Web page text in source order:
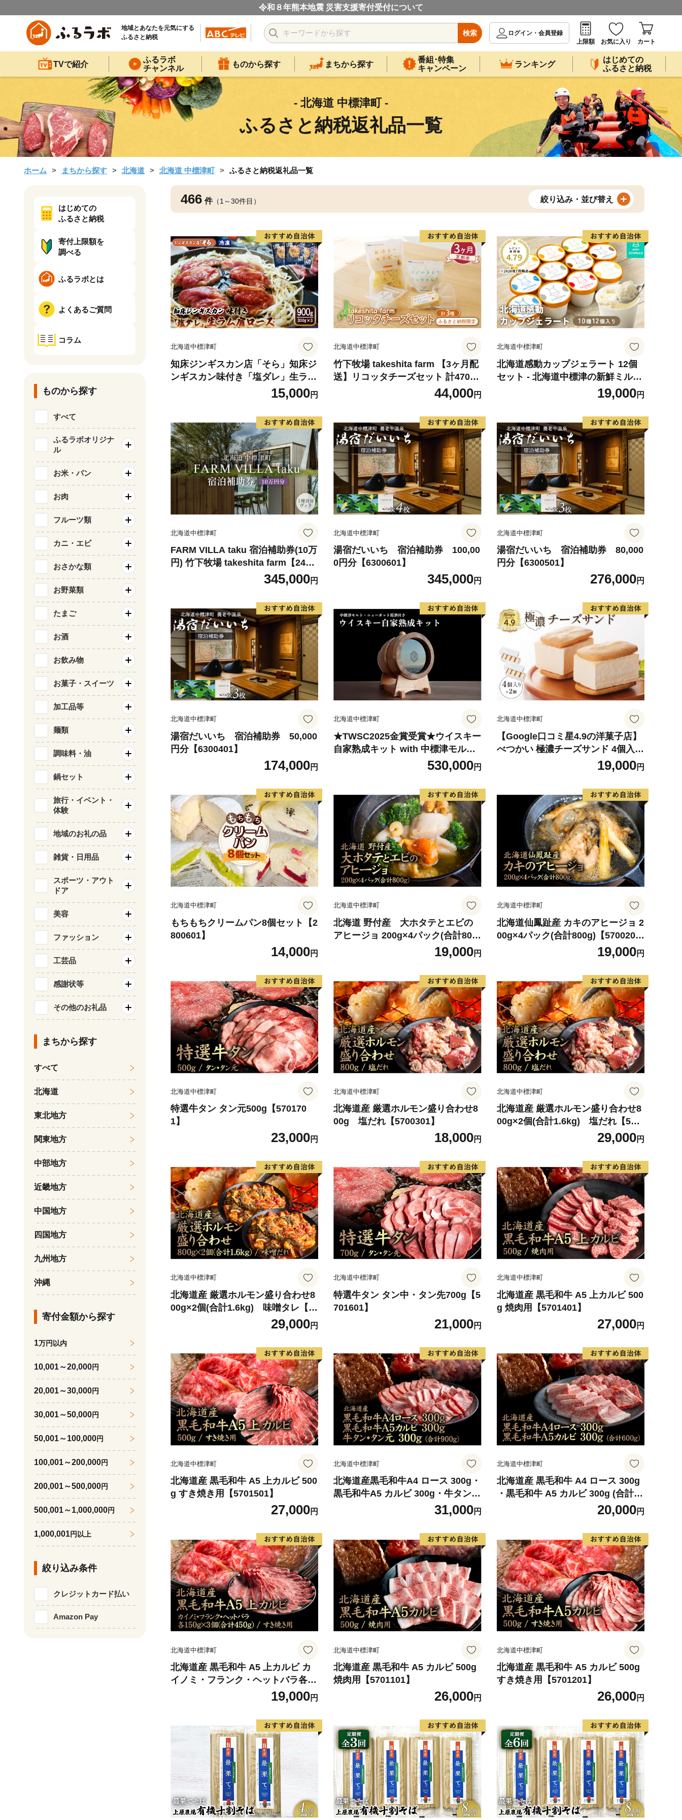
令和８年熊本地震 災害支援寄付受付について
地域とあなたを元気にする
ふるさと納税
検索
ログイン・会員登録
上限額
お気に入り カート
TVで紹介
ふるラボ
チャンネル
ものから探す まちから探す
番組･特集
キャンペーン
ランキング
はじめての
ふるさと納税
- 北海道 中標津町 -
ふるさと納税返礼品一覧
ホーム まちから探す 北海道 北海道 中標津町 ふるさと納税返礼品一覧
466 件（1～30件目） 絞り込み・並び替え
北海道中標津町
知床ジンギスカン店「そら」知床ジ
ンギスカン味付き「塩ダレ」生ラム
肩ロース900g（300g×3）【160040
15,000円
北海道中標津町
竹下牧場 takeshita farm 【3ヶ月配
送】リコッタチーズセット 計470g
44,000円
北海道中標津町
北海道感動カップジェラート 12個
セット - 北海道中標津の新鮮ミルク
を贅沢に使用【1200103】19,000円
北海道中標津町
FARM VILLA taku 宿泊補助券(10万
円) 竹下牧場 takeshita farm【2403
345,000円
北海道中標津町
湯宿だいいち 宿泊補助券 100,00
0円分【6300601】
345,000円
北海道中標津町
湯宿だいいち 宿泊補助券 80,000
円分【6300501】
276,000円
北海道中標津町
湯宿だいいち 宿泊補助券 50,000
円分【6300401】
174,000円
北海道中標津町
★TWSC2025金賞受賞★ウイスキー
自家熟成キット with 中標津モル
ト・ニューポット原酒【5400402】
530,000円
北海道中標津町
【Google口コミ星4.9の洋菓子店】
べつかい 極濃チーズサンド 4個入り
19,000円
北海道中標津町
もちもちクリームパン8個セット【2
800601】
14,000円
北海道中標津町
北海道 野付産 大ホタテとエビの
アヒージョ 200g×4パック(合計800
19,000円
北海道中標津町
北海道仙鳳趾産 カキのアヒージョ 2
00g×4パック(合計800g)【570020
19,000円
北海道中標津町
特選牛タン タン元500g【570170
1】
23,000円
北海道中標津町
北海道産 厳選ホルモン盛り合わせ8
00g 塩だれ【5700301】
18,000円
北海道中標津町
北海道産 厳選ホルモン盛り合わせ8
00g×2個(合計1.6kg) 塩だれ【570
29,000円
北海道中標津町
北海道産 厳選ホルモン盛り合わせ8
00g×2個(合計1.6kg) 味噌タレ【5
29,000円
北海道中標津町
特選牛タン タン中・タン先700g【5
701601】
21,000円
北海道中標津町
北海道産 黒毛和牛 A5 上カルビ 500
g 焼肉用【5701401】
27,000円
北海道中標津町
北海道産 黒毛和牛 A5 上カルビ 500
g すき焼き用【5701501】
27,000円
北海道中標津町
北海道産黒毛和牛A4 ロース 300g・
黒毛和牛A5 カルビ 300g・牛タン
タン元300g(合計900g)【5700901】
31,000円
北海道中標津町
北海道産 黒毛和牛 A4 ロース 300g
・黒毛和牛 A5 カルビ 300g (合計60
20,000円
北海道中標津町
北海道産 黒毛和牛 A5 上カルビ カ
イノミ・フランク・ヘットバラ各15
0g×3個(合計450g) すき焼き用【57
19,000円
北海道中標津町
北海道産 黒毛和牛 A5 カルビ 500g
焼肉用【5701101】
26,000円
北海道中標津町
北海道産 黒毛和牛 A5 カルビ 500g
すき焼き用【5701201】
26,000円
はじめての
ふるさと納税
寄付上限額を
調べる
ふるラボとは
よくあるご質問
コラム
ものから探す
すべて
ふるラボオリジナ
ル
お米・パン
お肉
フルーツ類
カニ・エビ
おさかな類
お野菜類
たまご
お酒
お飲み物
お菓子・スイーツ
加工品等
麺類
調味料・油
鍋セット
旅行・イベント・
体験
地域のお礼の品
雑貨・日用品
スポーツ・アウト
ドア
美容
ファッション
工芸品
感謝状等
その他のお礼品
まちから探す
すべて
北海道
東北地方
関東地方
中部地方
近畿地方
中国地方
四国地方
九州地方
沖縄
寄付金額から探す
1万円以内
10,001～20,000円
20,001～30,000円
30,001～50,000円
50,001～100,000円
100,001～200,000円
200,001～500,000円
500,001～1,000,000円
1,000,001円以上
絞り込み条件
クレジットカード払い
Amazon Pay